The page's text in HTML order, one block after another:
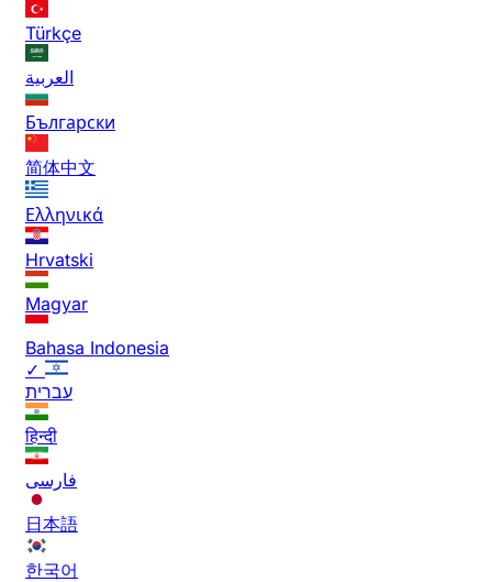
Türkçe
العربية
Български
简体中文
Ελληνικά
Hrvatski
Magyar
Bahasa Indonesia
✓
עברית
हिन्दी
فارسی
日本語
한국어